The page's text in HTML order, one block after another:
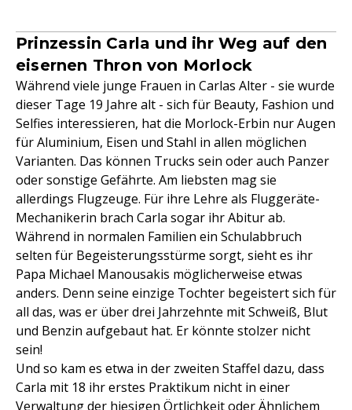
Prinzessin Carla und ihr Weg auf den
eisernen Thron von Morlock
Während viele junge Frauen in Carlas Alter - sie wurde
dieser Tage 19 Jahre alt - sich für Beauty, Fashion und
Selfies interessieren, hat die Morlock-Erbin nur Augen
für Aluminium, Eisen und Stahl in allen möglichen
Varianten. Das können Trucks sein oder auch Panzer
oder sonstige Gefährte. Am liebsten mag sie
allerdings Flugzeuge. Für ihre Lehre als Fluggeräte-
Mechanikerin brach Carla sogar ihr Abitur ab.
Während in normalen Familien ein Schulabbruch
selten für Begeisterungsstürme sorgt, sieht es ihr
Papa Michael Manousakis möglicherweise etwas
anders. Denn seine einzige Tochter begeistert sich für
all das, was er über drei Jahrzehnte mit Schweiß, Blut
und Benzin aufgebaut hat. Er könnte stolzer nicht
sein!
Und so kam es etwa in der zweiten Staffel dazu, dass
Carla mit 18 ihr erstes Praktikum nicht in einer
Verwaltung der hiesigen Örtlichkeit oder Ähnlichem